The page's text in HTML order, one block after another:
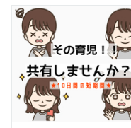
ます。できる限り対
さい。(その場合、